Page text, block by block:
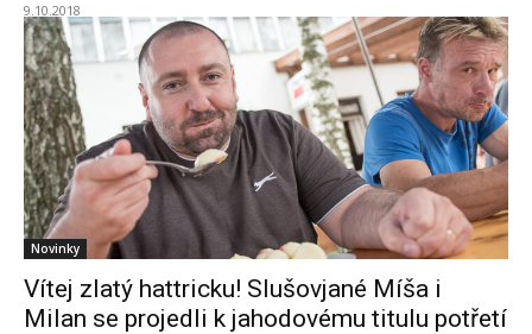
9.10.2018
Novinky
Vítej zlatý hattricku! Slušovjané Míša i
Milan se projedli k jahodovému titulu potřetí